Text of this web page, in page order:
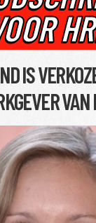
IS